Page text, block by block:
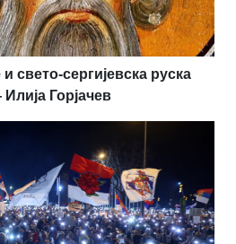
свето-сергијевска руска
Горјачев